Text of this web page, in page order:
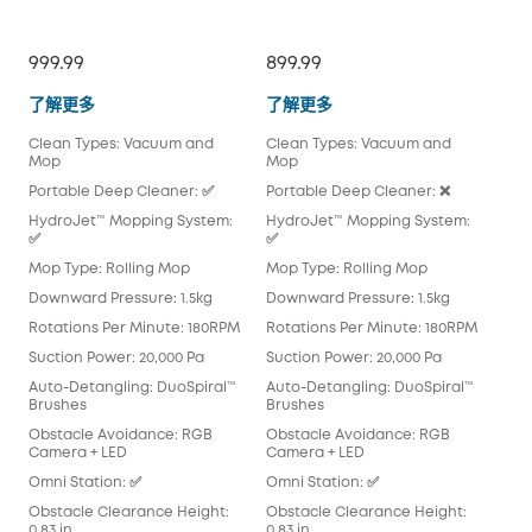
999.99
了解更多Omni E28
Clean Types: Vacuum and
Mop
Portable Deep Cleaner: ✅
HydroJet™ Mopping System:
✅
Mop Type: Rolling Mop
Downward Pressure: 1.5kg
Rotations Per Minute: 180RPM
Suction Power: 20,000 Pa
Auto-Detangling: DuoSpiral™
Brushes
Obstacle Avoidance: RGB
Camera + LED
Omni Station: ✅
Obstacle Clearance Height:
899.99
了解更多Omni E25
Clean Types: Vacuum and
Mop
Portable Deep Cleaner: ❌
HydroJet™ Mopping System:
✅
Mop Type: Rolling Mop
Downward Pressure: 1.5kg
Rotations Per Minute: 180RPM
Suction Power: 20,000 Pa
Auto-Detangling: DuoSpiral™
Brushes
Obstacle Avoidance: RGB
Camera + LED
Omni Station: ✅
Obstacle Clearance Height: